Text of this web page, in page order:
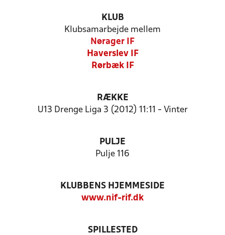
KLUB
Klubsamarbejde mellem
Nørager IF
Haverslev IF
Rørbæk IF
RÆKKE
U13 Drenge Liga 3 (2012) 11:11 - Vinter
PULJE
Pulje 116
KLUBBENS HJEMMESIDE
www.nif-rif.dk
SPILLESTED